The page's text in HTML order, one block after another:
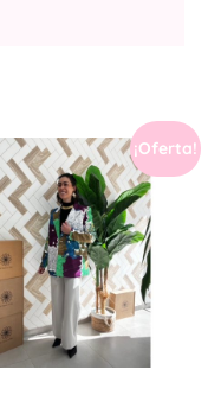
¡Oferta!